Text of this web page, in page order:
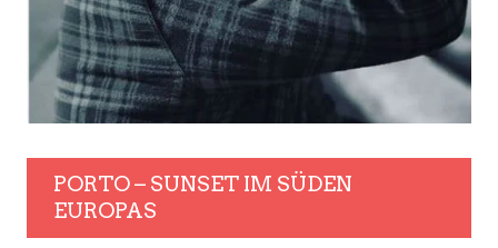
PORTO – SUNSET IM SÜDEN
EUROPAS